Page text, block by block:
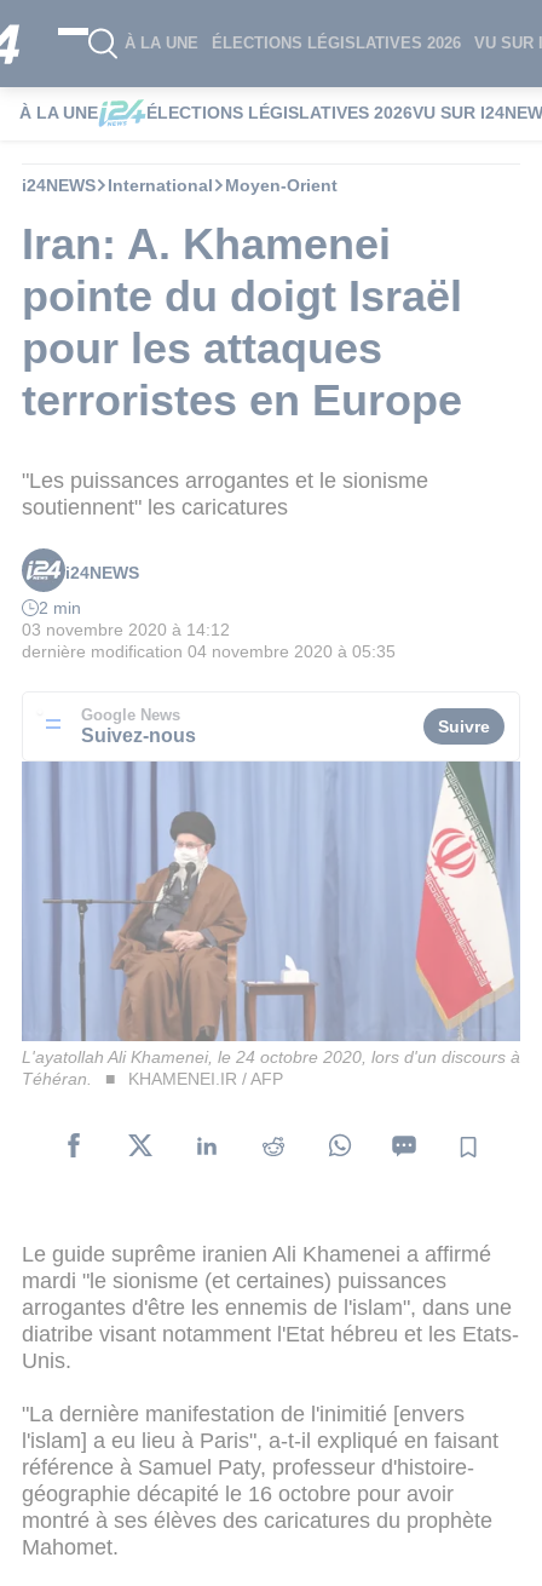
À LA UNE ÉLECTIONS LÉGISLATIVES 2026 VU SUR
À LA UNE ÉLECTIONS LÉGISLATIVES 2026VU SUR
i24NEWS International Moyen-Orient
Iran: A. Khamenei
pointe du doigt Israël
pour les attaques
terroristes en Europe
"Les puissances arrogantes et le sionisme
soutiennent" les caricatures
i24NEWS
2 min
03 novembre 2020 à 14:12
dernière modification 04 novembre 2020 à 05:35
Google News
Suivez-nous Suivre
L'ayatollah Ali Khamenei, le 24 octobre 2020, lors d'un discours à
Téhéran.
KHAMENEI.IR / AFP
Le guide suprême iranien Ali Khamenei a affirmé
mardi "le sionisme (et certaines) puissances
arrogantes d'être les ennemis de l'islam", dans une
diatribe visant notamment l'Etat hébreu et les Etats-
Unis.
"La dernière manifestation de l'inimitié [envers
l'islam] a eu lieu à Paris", a-t-il expliqué en faisant
référence à Samuel Paty, professeur d'histoire-
géographie décapité le 16 octobre pour avoir
montré à ses élèves des caricatures du prophète
Mahomet.